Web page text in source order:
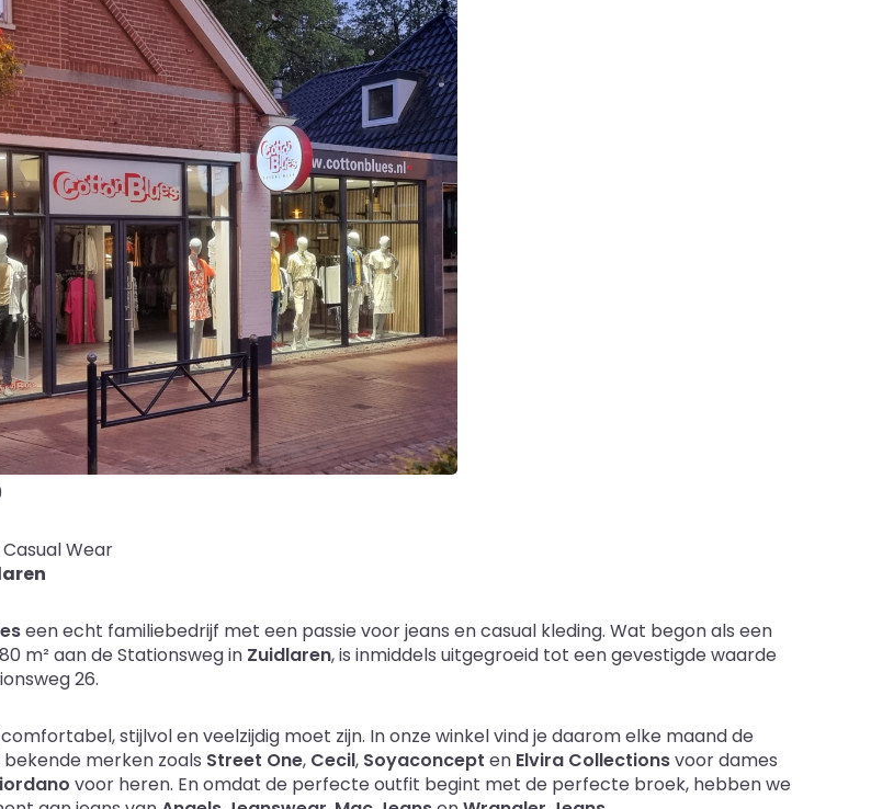
Wear
een echt familiebedrijf met een passie voor jeans en casual kleding. Wat begon als een
m² aan de Stationsweg in Zuidlaren, is inmiddels uitgegroeid tot een gevestigde waarde
26.
stijlvol en veelzijdig moet zijn. In onze winkel vind je daarom elke maand de
merken zoals Street One, Cecil, Soyaconcept en Elvira Collectionsvoor dames
voor heren. En omdat de perfecte outfit begint met de perfecte broek, hebben we